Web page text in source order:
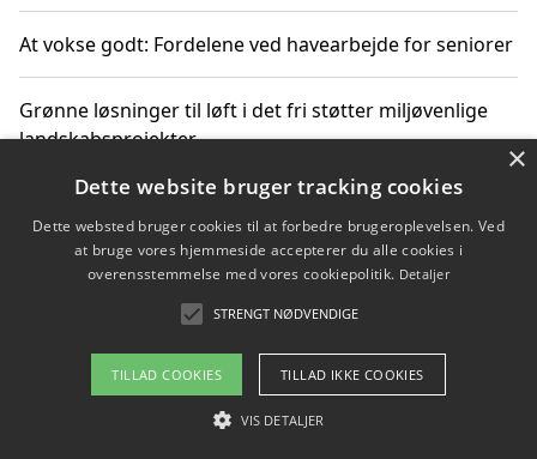
At vokse godt: Fordelene ved havearbejde for seniorer
Grønne løsninger til løft i det fri støtter miljøvenlige
landskabsprojekter
Gør haven til et frirum for familien og naturen
Copyright 2026 - Pilanto Aps
Om / kontakt
Blog Betingelser
×
Dette website bruger tracking cookies
Dette websted bruger cookies til at forbedre brugeroplevelsen. Ved
at bruge vores hjemmeside accepterer du alle cookies i
overensstemmelse med vores cookiepolitik. Detaljer
STRENGT NØDVENDIGE
TILLAD COOKIES TILLAD IKKE COOKIES
VIS DETALJER